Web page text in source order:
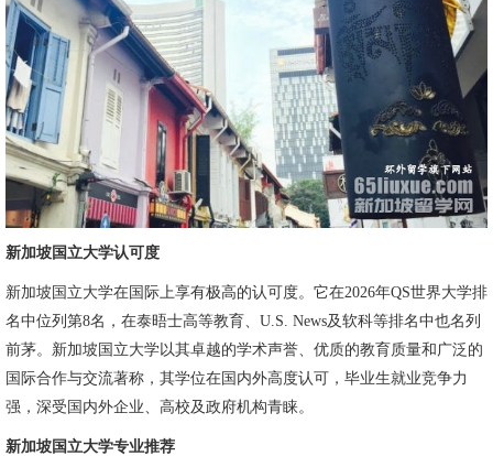
新加坡国立大学认可度
新加坡国立大学在国际上享有极高的认可度。它在2026年QS世界大学排
名中位列第8名，在泰晤士高等教育、U.S. News及软科等排名中也名列
前茅。新加坡国立大学以其卓越的学术声誉、优质的教育质量和广泛的
国际合作与交流著称，其学位在国内外高度认可，毕业生就业竞争力
强，深受国内外企业、高校及政府机构青睐。
新加坡国立大学专业推荐